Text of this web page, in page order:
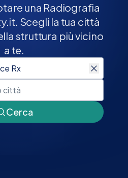
una Radiografia
Scegli la tua città
struttura più vicino
a te.
Cerca